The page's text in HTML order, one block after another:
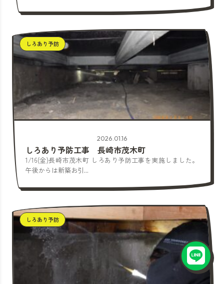
しろあり予防
2026.01.16
しろあり予防工事 長崎市茂木町
1/16(金)長崎市茂木町 しろあり予防工事を実施しました。
午後からは新築お引...
しろあり予防